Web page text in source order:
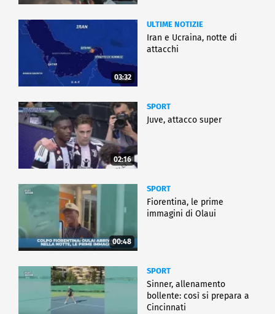
03:32
ULTIME NOTIZIE
Iran e Ucraina, notte di
attacchi
02:16
SPORT
Juve, attacco super
00:48
SPORT
Fiorentina, le prime
immagini di Olaui
SPORT
Sinner, allenamento
bollente: così si prepara a
Cincinnati